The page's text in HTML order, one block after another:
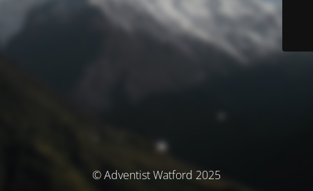
© Adventist Watford 2025